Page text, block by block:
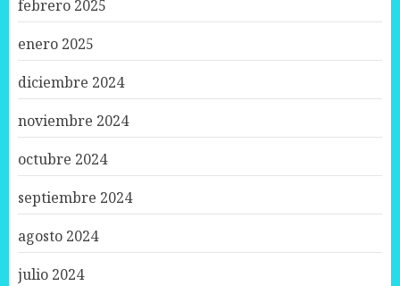
febrero 2025
enero 2025
diciembre 2024
noviembre 2024
octubre 2024
septiembre 2024
agosto 2024
julio 2024